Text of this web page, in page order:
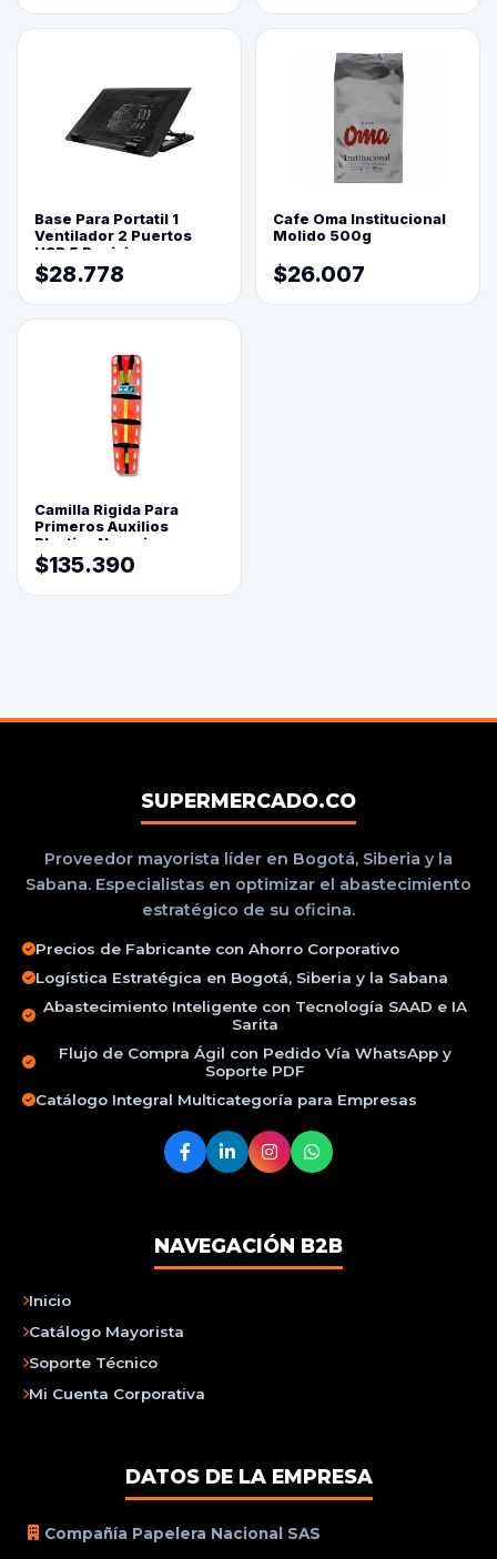
Base Para Portatil 1
Ventilador 2 Puertos
USB 5 Posiciones
$28.778
Cafe Oma Institucional
Molido 500g
$26.007
Camilla Rigida Para
Primeros Auxilios
Plastica Naranja
$135.390
SUPERMERCADO.CO
Proveedor mayorista líder en Bogotá, Siberia y la
Sabana. Especialistas en optimizar el abastecimiento
estratégico de su oficina.
Precios de Fabricante con Ahorro Corporativo
Logística Estratégica en Bogotá, Siberia y la Sabana
Abastecimiento Inteligente con Tecnología SAAD e IA
Sarita
Flujo de Compra Ágil con Pedido Vía WhatsApp y
Soporte PDF
Catálogo Integral Multicategoría para Empresas
NAVEGACIÓN B2B
Inicio
Catálogo Mayorista
Soporte Técnico
Mi Cuenta Corporativa
DATOS DE LA EMPRESA
Compañía Papelera Nacional SAS